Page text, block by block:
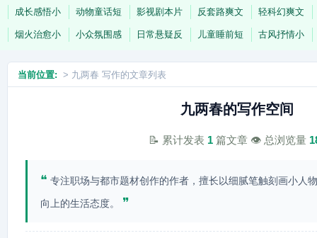
成长感悟小 动物童话短 影视剧本片 反套路爽文 轻科幻爽文
烟火治愈小 小众氛围感 日常悬疑反 儿童睡前短 古风抒情小
当前位置: > 九两春 写作的文章列表
九两春的写作空间
📝 累计发表 1篇文章 👁️ 总浏览量
❝ 专注职场与都市题材创作的作者，擅长以细腻笔触刻画小人
向上的生活态度。
❞